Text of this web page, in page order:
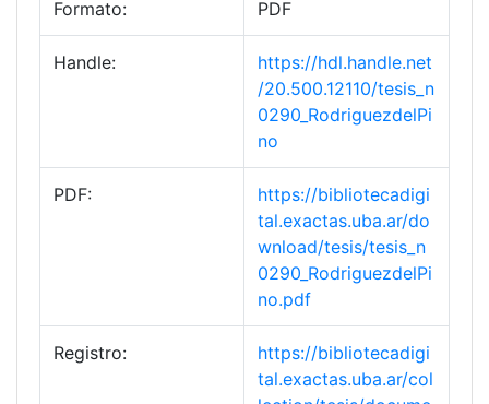
Formato: PDF
Handle:
https://hdl.handle.net
/20.500.12110/tesis_n
0290_RodriguezdelPi
no
PDF:
https://bibliotecadigi
tal.exactas.uba.ar/do
wnload/tesis/tesis_n
0290_RodriguezdelPi
no.pdf
Registro:
https://bibliotecadigi
tal.exactas.uba.ar/col